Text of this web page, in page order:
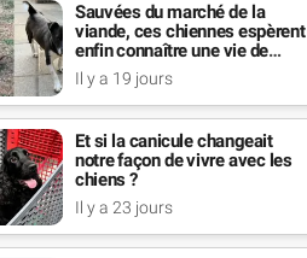
Sauvées du marché de la
viande, ces chiennes espèrent
enfin connaître une vie de
famille
Il y a 19 jours
Et si la canicule changeait
notre façon de vivre avec les
chiens ?
Il y a 23 jours